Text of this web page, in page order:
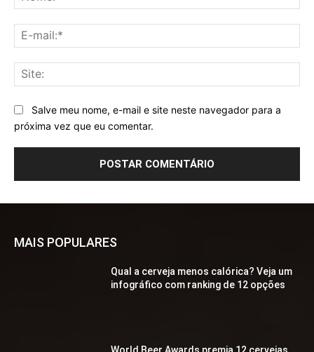
Salve meu nome, e-mail e site neste navegador para a
próxima vez que eu comentar.
MAIS POPULARES
Qual a cerveja menos calórica? Veja um
infográfico com ranking de 12 opções